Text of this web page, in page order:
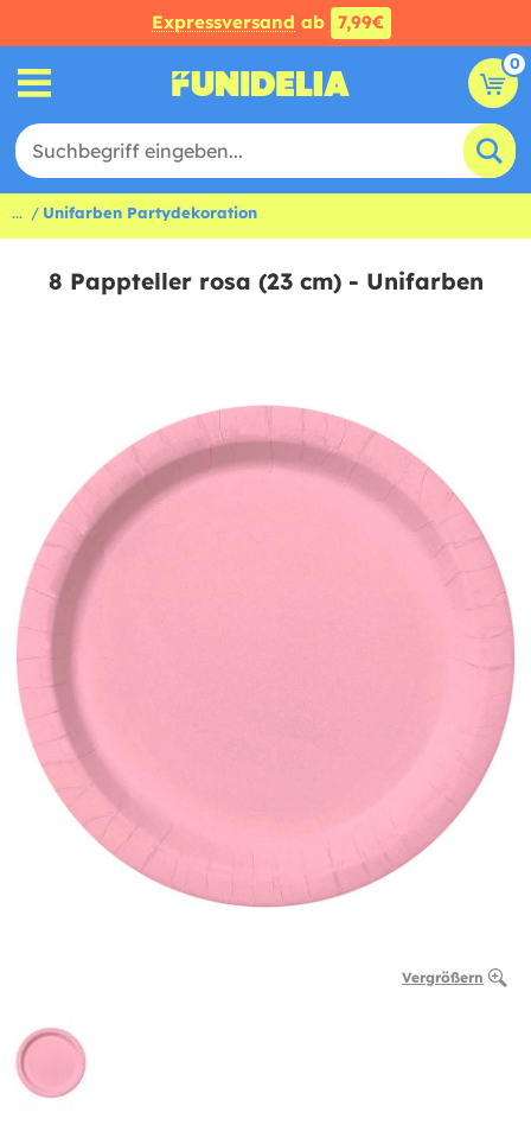
Expressversand ab 7,99€
0
... Unifarben Partydekoration
8 Pappteller rosa (23 cm) - Unifarben
Vergrößern